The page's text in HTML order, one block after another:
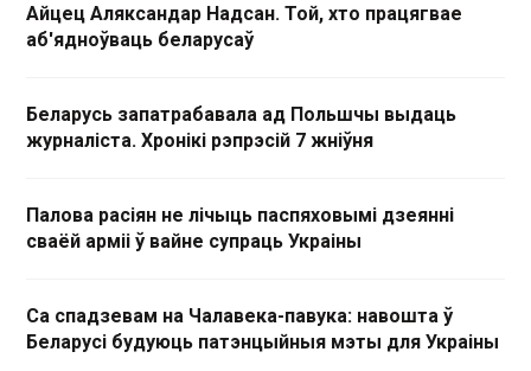
Айцец Аляксандар Надсан. Той, хто працягвае
аб'ядноўваць беларусаў
Беларусь запатрабавала ад Польшчы выдаць
журналіста. Хронікі рэпрэсій 7 жніўня
Палова расіян не лічыць паспяховымі дзеянні
сваёй арміі ў вайне супраць Украіны
Са спадзевам на Чалавека-павука: навошта ў
Беларусі будуюць патэнцыйныя мэты для Украіны